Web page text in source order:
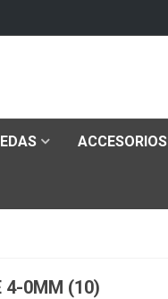
ACCESORIOS
4-0MM (10)